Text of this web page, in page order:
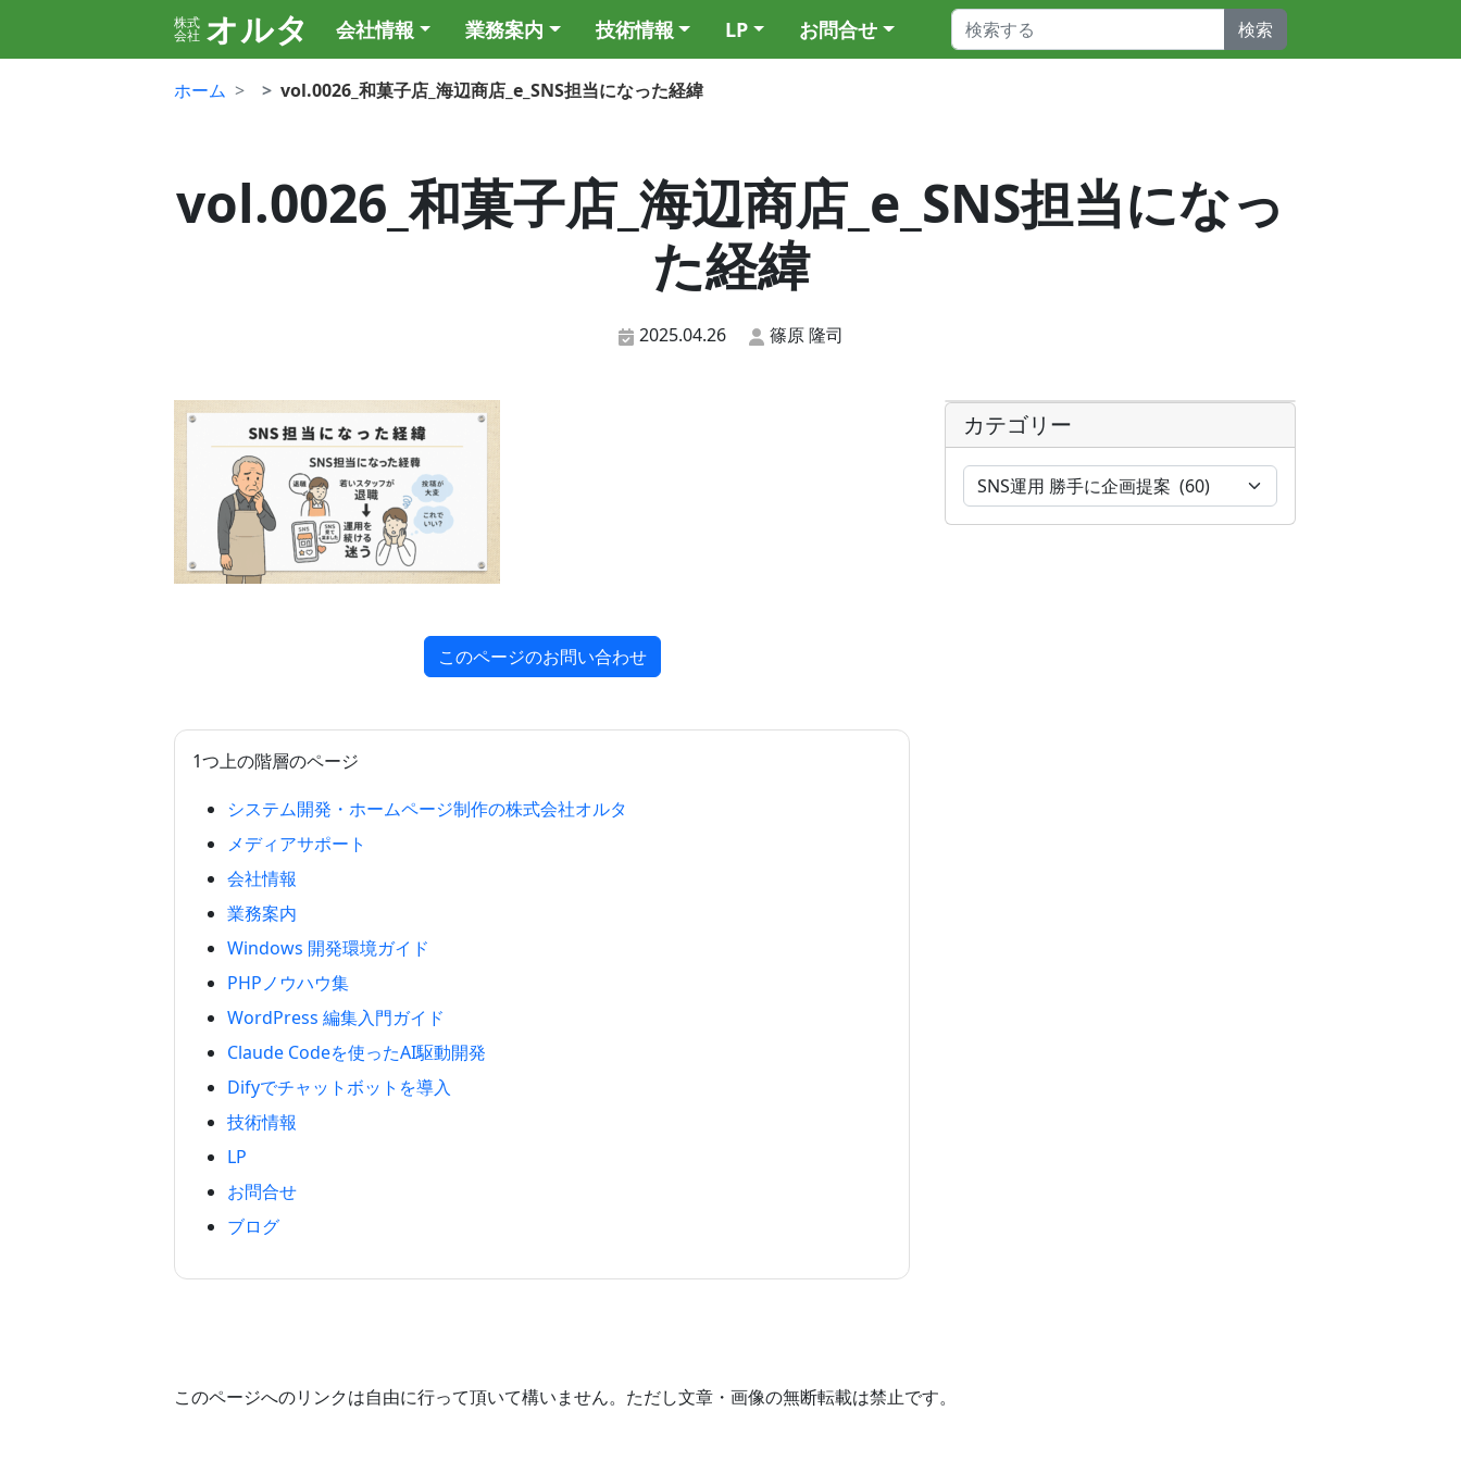
株式
会社 オルタ 会社情報 業務案内 技術情報 LP お問合せ 検索
ホーム vol.0026_和菓子店_海辺商店_e_SNS担当になった経緯
vol.0026_和菓子店_海辺商店_e_SNS担当になっ
た経緯
2025.04.26 篠原 隆司
このページのお問い合わせ
1つ上の階層のページ
システム開発・ホームページ制作の株式会社オルタ
メディアサポート
会社情報
業務案内
Windows 開発環境ガイド
PHPノウハウ集
WordPress 編集入門ガイド
Claude Codeを使ったAI駆動開発
Difyでチャットボットを導入
技術情報
LP
お問合せ
ブログ
カテゴリー
このページへのリンクは自由に行って頂いて構いません。ただし文章・画像の無断転載は禁止です。